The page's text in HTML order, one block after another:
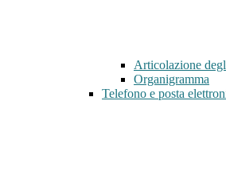
Articolazione
Organigramma
Telefono e posta